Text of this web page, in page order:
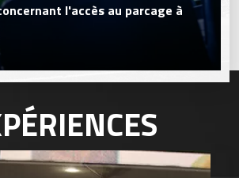
l'accès au parcage à